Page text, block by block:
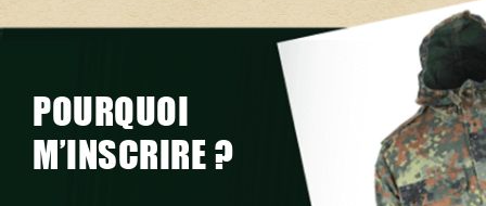
POURQUOI
M’INSCRIRE ?